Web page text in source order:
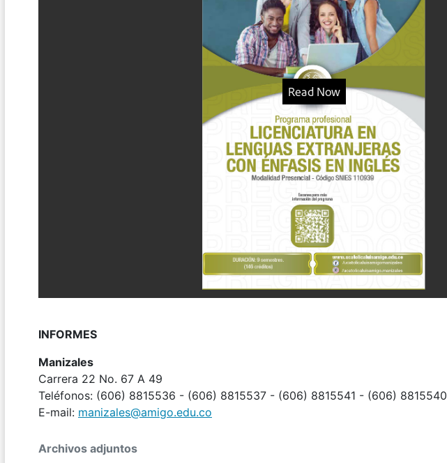
INFORMES
Manizales
Carrera 22 No. 67 A 49
Teléfonos: (606) 8815536 - (606) 8815537 - (606) 8815541 - (606) 8815540
E-mail: manizales@amigo.edu.co
Archivos adjuntos